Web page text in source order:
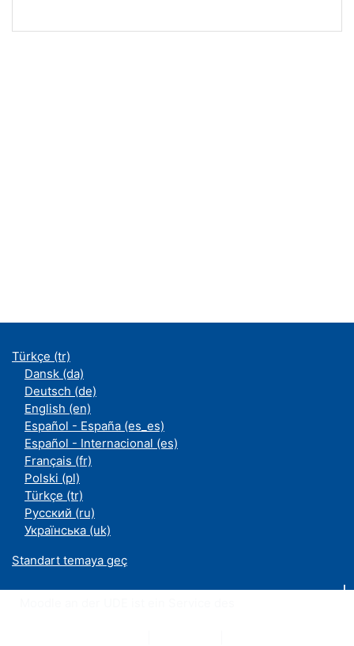
Türkçe ‎(tr)‎
Dansk ‎(da)‎
Deutsch ‎(de)‎
English ‎(en)‎
Español - España ‎(es_es)‎
Español - Internacional ‎(es)‎
Français ‎(fr)‎
Polski ‎(pl)‎
Türkçe ‎(tr)‎
Русский ‎(ru)‎
Українська ‎(uk)‎
Standart temaya geç